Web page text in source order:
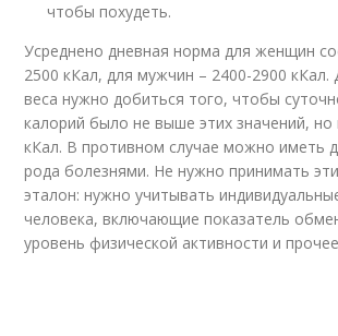
чтобы похудеть.
Усреднено дневная норма для женщин
2500 кКал, для мужчин – 2400-2900 кКал.
веса нужно добиться того, чтобы
калорий было не выше этих значений,
кКал. В противном случае можно иметь
рода болезнями. Не нужно принимать
эталон: нужно учитывать
человека, включающие показатель
уровень физической активности и